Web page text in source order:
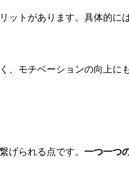
ットがあります。具体的に
、モチベーションの向上に
げられる点です。 一つ一つ